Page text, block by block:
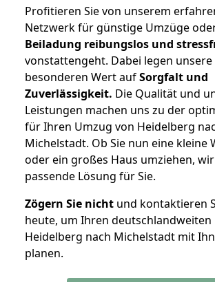
Profitieren Sie von unserem
Netzwerk für günstige Umzüge
Beiladung reibungslos und
vonstattengeht. Dabei legen
besonderen Wert aufSorgfalt und
Zuverlässigkeit. Die Qualität und
Leistungen machen uns zu der
für Ihren Umzug von Heidelberg
Michelstadt. Ob Sie nun eine kleine
oder ein großes Haus umziehen,
passende Lösung für Sie.
Zögern Sie nicht und kontaktieren
heute, um Ihren deutschlandweiten
Heidelberg nach Michelstadt mit
planen.